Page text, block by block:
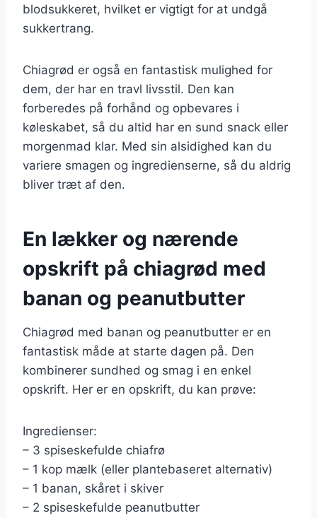
blodsukkeret, hvilket er vigtigt for at undgå
sukkertrang.
Chiagrød er også en fantastisk mulighed for
dem, der har en travl livsstil. Den kan
forberedes på forhånd og opbevares i
køleskabet, så du altid har en sund snack eller
morgenmad klar. Med sin alsidighed kan du
variere smagen og ingredienserne, så du aldrig
bliver træt af den.
En lækker og nærende
opskrift på chiagrød med
banan og peanutbutter
Chiagrød med banan og peanutbutter er en
fantastisk måde at starte dagen på. Den
kombinerer sundhed og smag i en enkel
opskrift. Her er en opskrift, du kan prøve:
Ingredienser:
– 3 spiseskefulde chiafrø
– 1 kop mælk (eller plantebaseret alternativ)
– 1 banan, skåret i skiver
– 2 spiseskefulde peanutbutter